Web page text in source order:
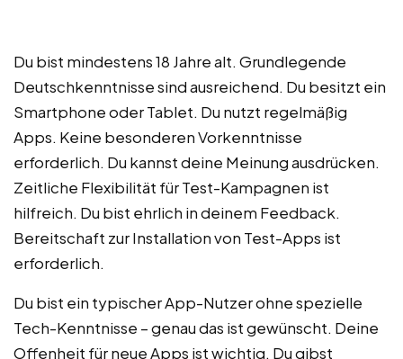
Du bist mindestens 18 Jahre alt. Grundlegende
Deutschkenntnisse sind ausreichend. Du besitzt ein
Smartphone oder Tablet. Du nutzt regelmäßig
Apps. Keine besonderen Vorkenntnisse
erforderlich. Du kannst deine Meinung ausdrücken.
Zeitliche Flexibilität für Test-Kampagnen ist
hilfreich. Du bist ehrlich in deinem Feedback.
Bereitschaft zur Installation von Test-Apps ist
erforderlich.
Du bist ein typischer App-Nutzer ohne spezielle
Tech-Kenntnisse – genau das ist gewünscht. Deine
Offenheit für neue Apps ist wichtig. Du gibst